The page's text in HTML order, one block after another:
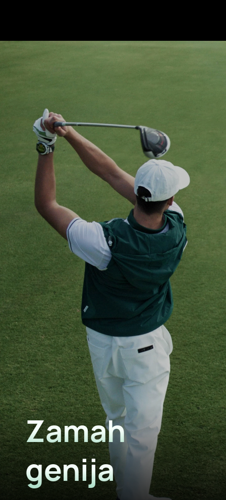
Zamah
genija